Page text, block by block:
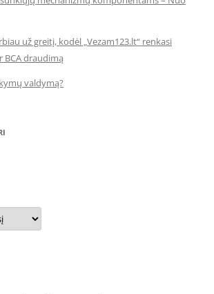
už greitį, kodėl „Vezam123.lt“ renkasi
BCA draudimą
valdymą?